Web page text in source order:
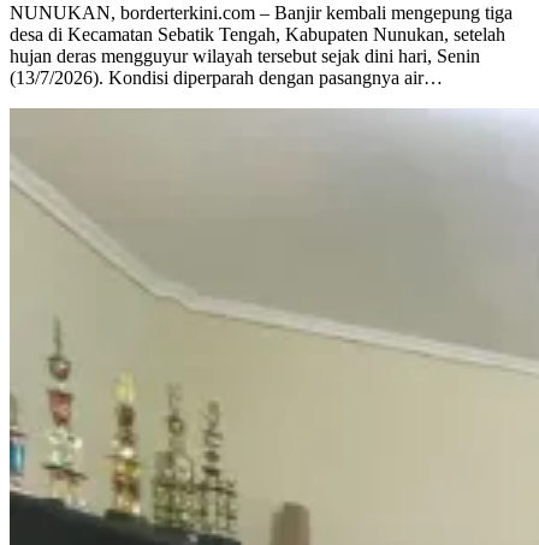
NUNUKAN, borderterkini.com – Banjir kembali mengepung tiga
desa di Kecamatan Sebatik Tengah, Kabupaten Nunukan, setelah
hujan deras mengguyur wilayah tersebut sejak dini hari, Senin
(13/7/2026). Kondisi diperparah dengan pasangnya air…